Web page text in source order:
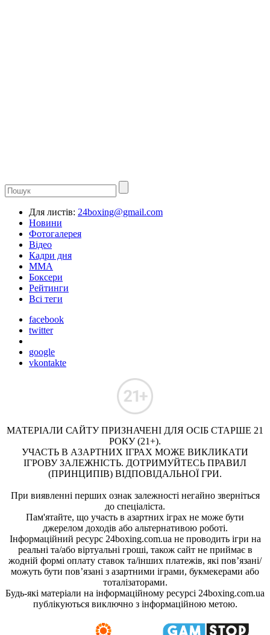
Для листів: 24boxing@gmail.com
Новини
Фотогалерея
Відео
Кадри дня
ММА
Боксери
Рейтинги
Всі теги
facebook
twitter
google
vkontakte
МАТЕРІАЛИ САЙТУ ПРИЗНАЧЕНІ ДЛЯ ОСІБ СТАРШЕ 21
РОКУ (21+).
УЧАСТЬ В АЗАРТНИХ ІГРАХ МОЖЕ ВИКЛИКАТИ
ІГРОВУ ЗАЛЕЖНІСТЬ. ДОТРИМУЙТЕСЬ ПРАВИЛ
(ПРИНЦИПІВ) ВІДПОВІДАЛЬНОЇ ГРИ.
При виявленні перших ознак залежності негайно зверніться
до спеціаліста.
Пам'ятайте, що участь в азартних іграх не може бути
джерелом доходів або альтернативою роботі.
Інформаційний ресурс 24boxing.com.ua не проводить ігри на
реальні та/або віртуальні гроші, також сайт не приймає в
жодній формі оплату ставок та/інших платежів, які пов’язані/
можуть бути пов’язані з азартними іграми, букмекерами або
тоталізаторами.
Будь-які матеріали на інформаційному ресурсі 24boxing.com.ua
публікуються виключно з інформаційною метою.